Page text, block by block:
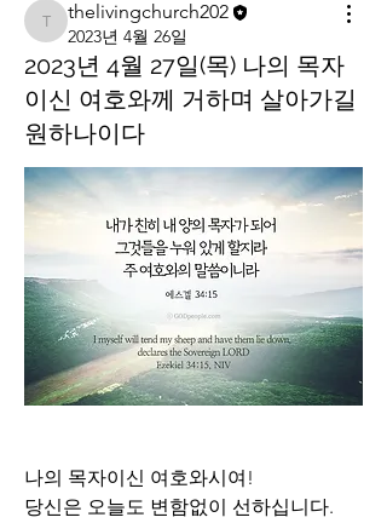
thelivingchurch202
thelivingchurch202
2023년 4월 26일
2023년 4월 27일(목) 나의 목자
이신 여호와께 거하며 살아가길
원하나이다
나의 목자이신 여호와시여!
당신은 오늘도 변함없이 선하십니다.